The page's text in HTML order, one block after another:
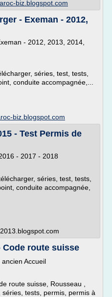
biz.blogspot.com
- Exeman - 2012,
- 2012, 2013, 2014,
séries, test, tests,
conduite accompagnée,...
biz.blogspot.com
- Test Permis de
- 2017 - 2018
séries, test, tests,
conduite accompagnée,
Code route suisse
Accueil
route suisse, Rousseau ,
tests, permis, permis à